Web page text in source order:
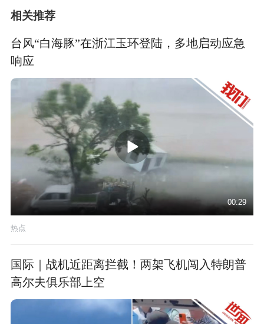
相关推荐
台风“白海豚”在浙江玉环登陆，多地启动应急
响应
00:29
热点
国际｜战机近距离拦截！两架飞机闯入特朗普
高尔夫俱乐部上空